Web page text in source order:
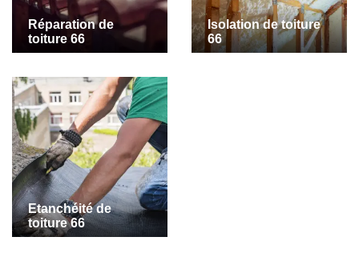
Réparation de
toiture 66
Isolation de toiture
66
Etanchéité de
toiture 66